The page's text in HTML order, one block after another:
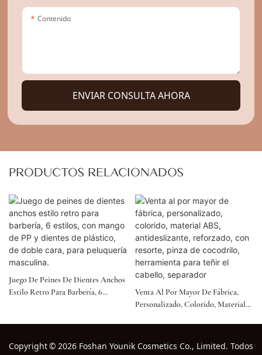
Contenido
ENVIAR CONSULTA AHORA
PRODUCTOS RELACIONADOS
Juego De Peines De Dientes Anchos
Estilo Retro Para Barbería, 6
Venta Al Por Mayor De Fábrica,
Personalizado, Colorido, Material
Herramienta Para Teñir El Cabello,
Copyright© 2026 Foshan Younik Cosmetics Co., Limited. Todos